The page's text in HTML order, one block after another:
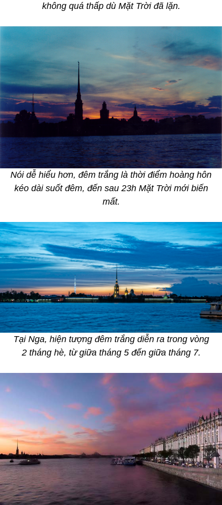
không quá thấp dù Mặt Trời đã lặn.
Nói dễ hiểu hơn, đêm trắng là thời điểm hoàng hôn
kéo dài suốt đêm, đến sau 23h Mặt Trời mới biến
mất.
Tại Nga, hiện tượng đêm trắng diễn ra trong vòng
2 tháng hè, từ giữa tháng 5 đến giữa tháng 7.